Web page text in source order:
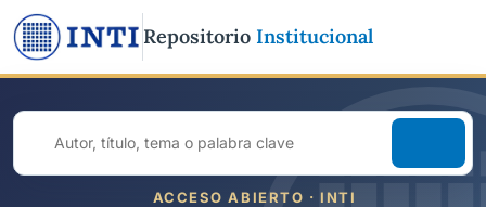
Repositorio Institucional
Buscar
todo
ACCESO ABIERTO · INTI